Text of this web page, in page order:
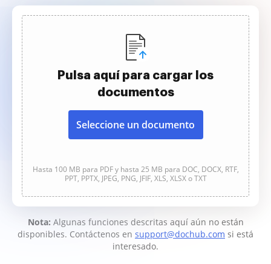
Pulsa aquí para cargar los
documentos
Seleccione un documento
Hasta 100 MB para PDF y hasta 25 MB para DOC, DOCX, RTF,
PPT, PPTX, JPEG, PNG, JFIF, XLS, XLSX o TXT
Nota: Algunas funciones descritas aquí aún no están
disponibles. Contáctenos en support@dochub.com si está
interesado.